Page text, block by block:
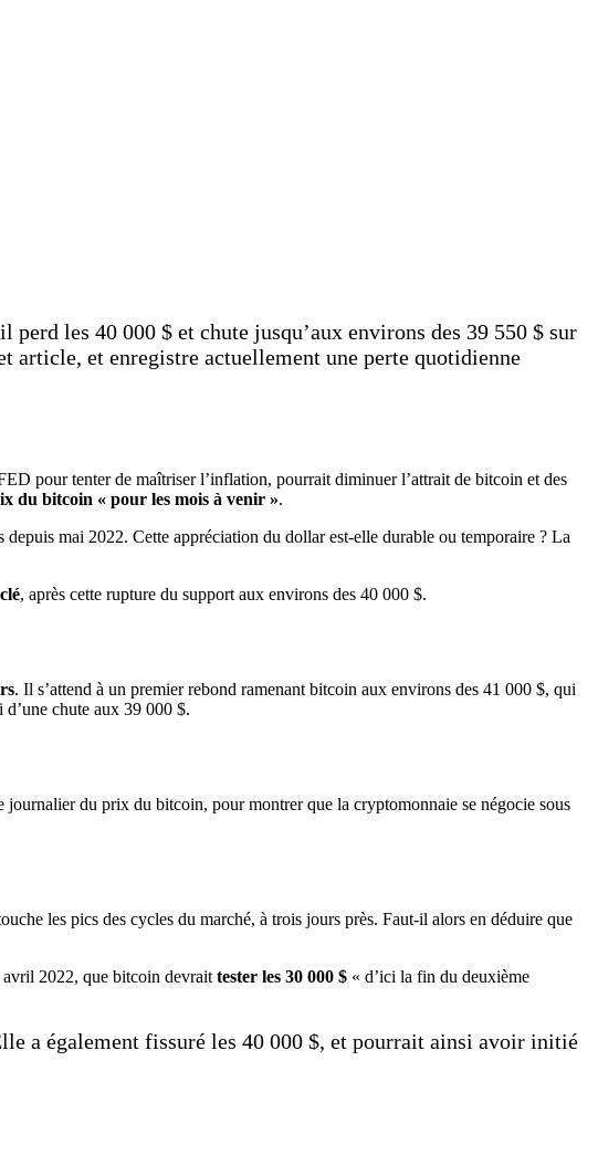
perd les 40 000 $ et chute jusqu’aux environs des 39 550 $ sur
article, et enregistre actuellement une perte quotidienne
pour tenter de maîtriser l’inflation, pourrait diminuer l’attrait de bitcoin et des
du bitcoin « pour les mois à venir ».
depuis mai 2022. Cette appréciation du dollar est-elle durable ou temporaire ? La
, après cette rupture du support aux environs des 40 000 $.
. Il s’attend à un premier rebond ramenant bitcoin aux environs des 41 000 $, qui
d’une chute aux 39 000 $.
du prix du bitcoin, pour montrer que la cryptomonnaie se négocie sous
les pics des cycles du marché, à trois jours près. Faut-il alors en déduire que
2022, que bitcoin devrait tester les 30 000 $ « d’ici la fin du deuxième
a également fissuré les 40 000 $, et pourrait ainsi avoir initié